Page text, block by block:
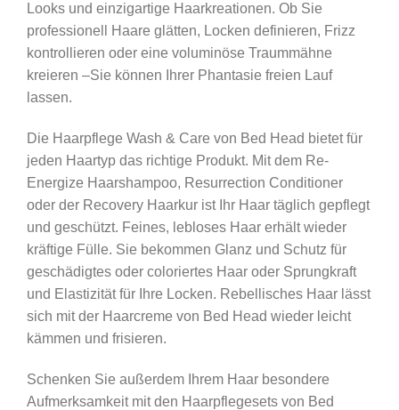
Looks und einzigartige Haarkreationen. Ob Sie
professionell Haare glätten, Locken definieren, Frizz
kontrollieren oder eine voluminöse Traummähne
kreieren –Sie können Ihrer Phantasie freien Lauf
lassen.
Die Haarpflege Wash & Care von Bed Head bietet für
jeden Haartyp das richtige Produkt. Mit dem Re-
Energize Haarshampoo, Resurrection Conditioner
oder der Recovery Haarkur ist Ihr Haar täglich gepflegt
und geschützt. Feines, lebloses Haar erhält wieder
kräftige Fülle. Sie bekommen Glanz und Schutz für
geschädigtes oder coloriertes Haar oder Sprungkraft
und Elastizität für Ihre Locken. Rebellisches Haar lässt
sich mit der Haarcreme von Bed Head wieder leicht
kämmen und frisieren.
Schenken Sie außerdem Ihrem Haar besondere
Aufmerksamkeit mit den Haarpflegesets von Bed